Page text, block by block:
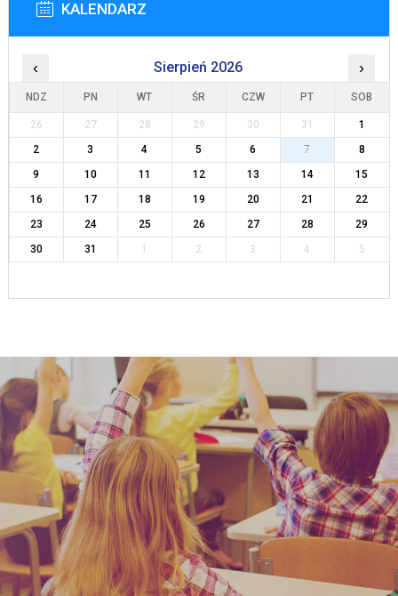
KALENDARZ
‹ Sierpień 2026 ›
NDZ PN WT ŚR CZW PT SOB
26 27 28 29 30 31
1
2
3 4 5 6 7
8
9
10 11 12 13 14
15
16
17 18 19 20 21
22
23
24 25 26 27 28
29
30
31 1 2 3 4 5